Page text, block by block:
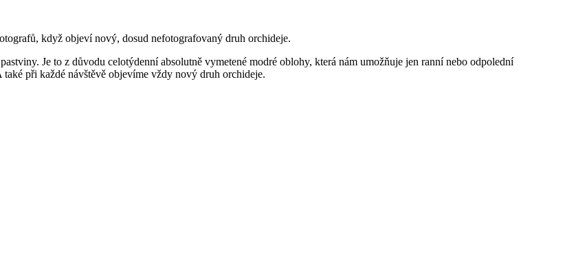
když objeví nový, dosud nefotografovaný druh orchideje.
Je to z důvodu celotýdenní absolutně vymetené modré oblohy, která nám umožňuje jen ranní nebo odpolední
při každé návštěvě objevíme vždy nový druh orchideje.